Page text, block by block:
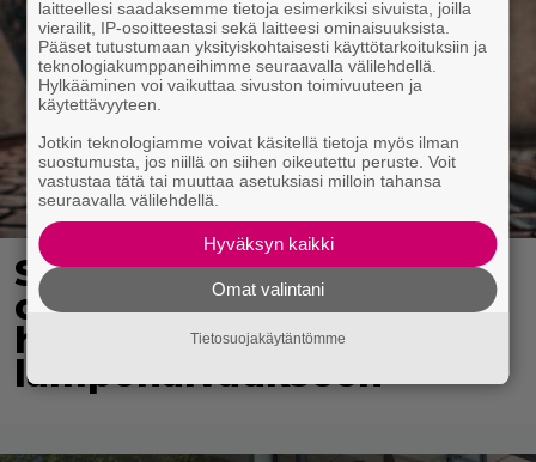
Suomeen matkalla
olleiden rescue-koirien
hirveä loppu – 10 kuoli
lämpöhalvaukseen
laitteellesi saadaksemme tietoja esimerkiksi sivuista, joilla
vierailit, IP-osoitteestasi sekä laitteesi ominaisuuksista.
Pääset tutustumaan yksityiskohtaisesti käyttötarkoituksiin ja
teknologiakumppaneihimme seuraavalla välilehdellä.
Hylkääminen voi vaikuttaa sivuston toimivuuteen ja
käytettävyyteen.
Jotkin teknologiamme voivat käsitellä tietoja myös ilman
suostumusta, jos niillä on siihen oikeutettu peruste. Voit
vastustaa tätä tai muuttaa asetuksiasi milloin tahansa
seuraavalla välilehdellä.
Hyväksyn kaikki
Omat valintani
Tietosuojakäytäntömme